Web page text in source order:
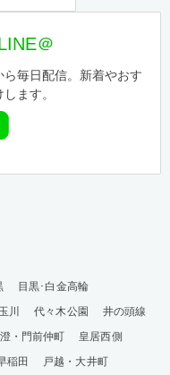
＠
ら毎日配信。新着やおす
ます。
目黒･白金高輪
川 代々木公園
井の頭線
・門前仲町
皇居西側
稲田
戸越・大井町